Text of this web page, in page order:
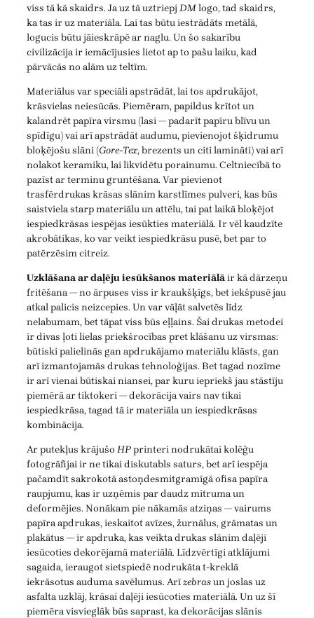
viss tā kā skaidrs. Ja uz tā uztriepj DMlogo, tad skaidrs,
ka tas ir uz materiāla. Lai tas būtu iestrādāts metālā,
logucis būtu jāieskrāpē ar naglu. Un šo sakarību
civilizācija ir iemācījusies lietot ap to pašu laiku, kad
pārvācās no alām uz teltīm.
Materiālus var speciāli apstrādāt, lai tos apdrukājot,
krāsvielas neiesūcās. Piemēram, papildus krītot un
kalandrēt papīra virsmu (lasi — padarīt papīru blīvu un
spīdīgu) vai arī apstrādāt audumu, pievienojot šķidrumu
bloķējošu slāni (Gore-Tex, brezents un citi lamināti) vai arī
nolakot keramiku, lai likvidētu porainumu. Celtniecībā to
pazīst ar terminu gruntēšana. Var pievienot
trasfērdrukas krāsas slānim karstlīmes pulveri, kas būs
saistviela starp materiālu un attēlu, tai pat laikā bloķējot
iespiedkrāsas iespējas iesūkties materiālā. Ir vēl kaudzīte
akrobātikas, ko var veikt iespiedkrāsu pusē, bet par to
patērzēsim citreiz.
Uzklāšana ar daļēju iesūkšanos materiālāir kā dārzeņu
fritēšana — no ārpuses viss ir kraukšķīgs, bet iekšpusē jau
atkal palicis neizcepies. Un var vāļāt salvetēs līdz
nelabumam, bet tāpat viss būs eļļains. Šai drukas metodei
ir divas ļoti lielas priekšrocības pret klāšanu uz virsmas:
būtiski palielinās gan apdrukājamo materiālu klāsts, gan
arī izmantojamās drukas tehnoloģijas. Bet tagad nozīme
ir arī vienai būtiskai niansei, par kuru iepriekš jau stāstīju
piemērā ar tiktokeri — dekorācija vairs nav tikai
iespiedkrāsa, tagad tā ir materiāla un iespiedkrāsas
kombinācija.
Ar putekļus krājušoHPprinteri nodrukātai kolēģu
fotogrāfijai ir ne tikai diskutabls saturs, bet arī iespēja
pačamdīt sakrokotā astoņdesmitgramīgā ofisa papīra
raupjumu, kas ir uzņēmis par daudz mitruma un
deformējies. Nonākam pie nākamās atziņas — vairums
papīra apdrukas, ieskaitot avīzes, žurnālus, grāmatas un
plakātus — ir apdruka, kas veikta drukas slānim daļēji
iesūcoties dekorējamā materiālā. Līdzvērtīgi atklājumi
sagaida, ieraugot sietspiedē nodrukāta t-kreklā
iekrāsotus auduma savēlumus. Arīzebrasun joslas uz
asfalta uzklāj, krāsai daļēji iesūcoties materiālā. Un uz šī
piemēra visvieglāk būs saprast, ka dekorācijas slānis